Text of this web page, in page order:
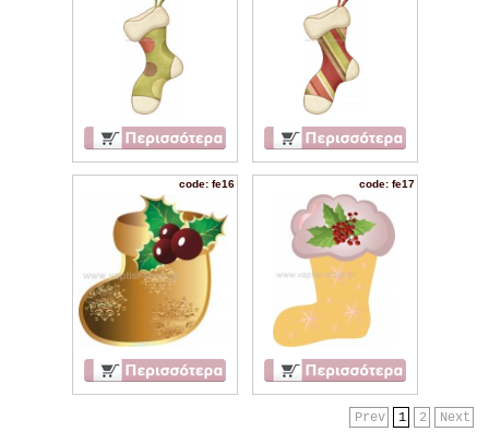
code: fe16 code: fe17
Next
2
1
Prev